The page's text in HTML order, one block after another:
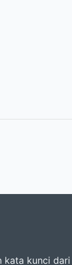
kata kunci dari